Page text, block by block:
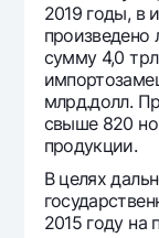
2019 годы, в
произведено
сумму 4,0
млрд.долл.
свыше 820
продукции.
В целях
2015 году на